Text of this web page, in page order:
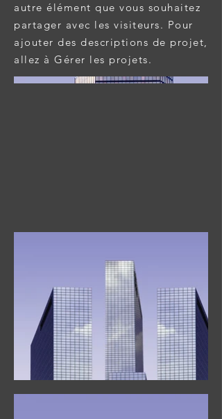
autre élément que vous souhaitez
partager avec les visiteurs. Pour
ajouter des descriptions de projet,
allez à Gérer les projets.